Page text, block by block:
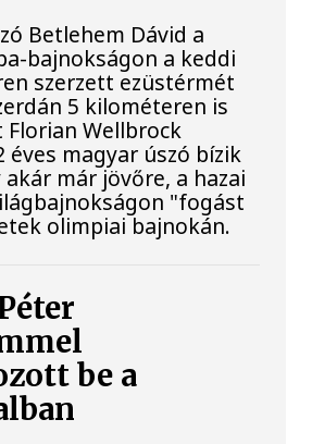
Betlehem Dávid a
bajnokságon a keddi
szerzett ezüstérmét
5 kilométeren is
Wellbrock
éves magyar úszó bízik
már jövőre, a hazai
"fogást
olimpiai bajnokán.
be a